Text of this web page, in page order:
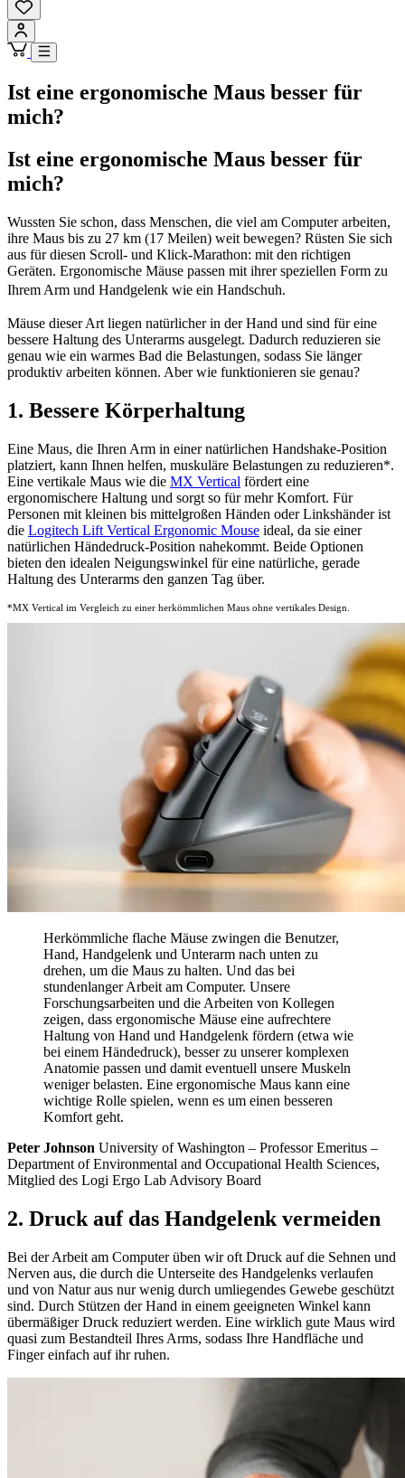
Ist eine ergonomische Maus besser für
mich?
Ist eine ergonomische Maus besser für
mich?
Wussten Sie schon, dass Menschen, die viel am Computer arbeiten,
ihre Maus bis zu 27 km (17 Meilen) weit bewegen? Rüsten Sie sich
aus für diesen Scroll- und Klick-Marathon: mit den richtigen
Geräten. Ergonomische Mäuse passen mit ihrer speziellen Form zu
Ihrem Arm und Handgelenk wie ein Handschuh.
Mäuse dieser Art liegen natürlicher in der Hand und sind für eine
bessere Haltung des Unterarms ausgelegt. Dadurch reduzieren sie
genau wie ein warmes Bad die Belastungen, sodass Sie länger
produktiv arbeiten können. Aber wie funktionieren sie genau?
1. Bessere Körperhaltung
Eine Maus, die Ihren Arm in einer natürlichen Handshake-Position
platziert, kann Ihnen helfen, muskuläre Belastungen zu reduzieren*.
Eine vertikale Maus wie die MX Vertical fördert eine
ergonomischere Haltung und sorgt so für mehr Komfort. Für
Personen mit kleinen bis mittelgroßen Händen oder Linkshänder ist
die Logitech Lift Vertical Ergonomic Mouse ideal, da sie einer
natürlichen Händedruck-Position nahekommt. Beide Optionen
bieten den idealen Neigungswinkel für eine natürliche, gerade
Haltung des Unterarms den ganzen Tag über.
*MX Vertical im Vergleich zu einer herkömmlichen Maus ohne vertikales Design.
Herkömmliche flache Mäuse zwingen die Benutzer,
Hand, Handgelenk und Unterarm nach unten zu
drehen, um die Maus zu halten. Und das bei
stundenlanger Arbeit am Computer. Unsere
Forschungsarbeiten und die Arbeiten von Kollegen
zeigen, dass ergonomische Mäuse eine aufrechtere
Haltung von Hand und Handgelenk fördern (etwa wie
bei einem Händedruck), besser zu unserer komplexen
Anatomie passen und damit eventuell unsere Muskeln
weniger belasten. Eine ergonomische Maus kann eine
wichtige Rolle spielen, wenn es um einen besseren
Komfort geht.
Peter Johnson University of Washington – Professor Emeritus –
Department of Environmental and Occupational Health Sciences,
Mitglied des Logi Ergo Lab Advisory Board
2. Druck auf das Handgelenk vermeiden
Bei der Arbeit am Computer üben wir oft Druck auf die Sehnen und
Nerven aus, die durch die Unterseite des Handgelenks verlaufen
und von Natur aus nur wenig durch umliegendes Gewebe geschützt
sind. Durch Stützen der Hand in einem geeigneten Winkel kann
übermäßiger Druck reduziert werden. Eine wirklich gute Maus wird
quasi zum Bestandteil Ihres Arms, sodass Ihre Handfläche und
Finger einfach auf ihr ruhen.